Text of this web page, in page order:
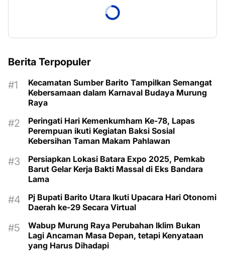
Berita Terpopuler
Kecamatan Sumber Barito Tampilkan Semangat
Kebersamaan dalam Karnaval Budaya Murung
Raya
Peringati Hari Kemenkumham Ke-78, Lapas
Perempuan ikuti Kegiatan Baksi Sosial
Kebersihan Taman Makam Pahlawan
Persiapkan Lokasi Batara Expo 2025, Pemkab
Barut Gelar Kerja Bakti Massal di Eks Bandara
Lama
Pj Bupati Barito Utara Ikuti Upacara Hari Otonomi
Daerah ke-29 Secara Virtual
Wabup Murung Raya Perubahan Iklim Bukan
Lagi Ancaman Masa Depan, tetapi Kenyataan
yang Harus Dihadapi